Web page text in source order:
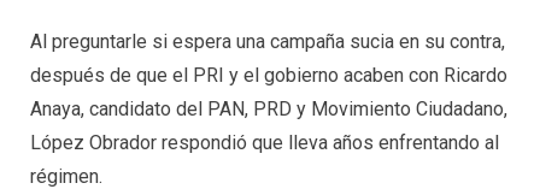
Al preguntarle si espera una campaña sucia en su contra,
después de que el PRI y el gobierno acaben con Ricardo
Anaya, candidato del PAN, PRD y Movimiento Ciudadano,
López Obrador respondió que lleva años enfrentando al
régimen.